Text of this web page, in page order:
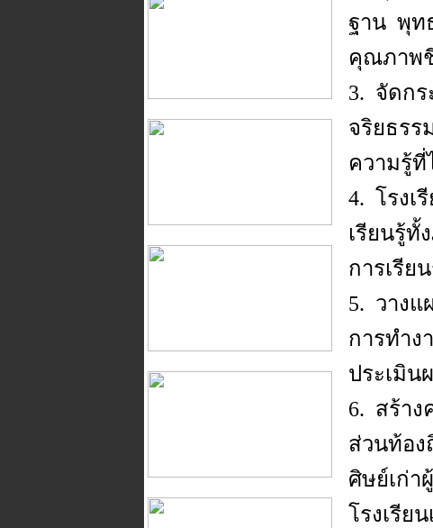
ฐาน พุท
คุณภาพ
3. จัดก
จริยธรร
ความรู้
4. โรงเ
เรียนรู้ทั้
การเรีย
5. วางแ
การทำ
ประเมิน
6. สร้า
ส่วนท้อ
ศิษย์เก่า
โรงเรีย